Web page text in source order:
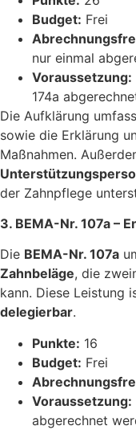
Budget: Frei
nur einmal
Voraussetzung:
174a
Die Aufklärung
sowie die Erklärung
Maßnahmen.
der Zahnpflege
3. BEMA-Nr. 107a –
Die BEMA-Nr. 107a
Zahnbeläge, die
kann. Diese Leistung
delegierbar.
Punkte: 16
Budget: Frei
Voraussetzung:
abgerechnet